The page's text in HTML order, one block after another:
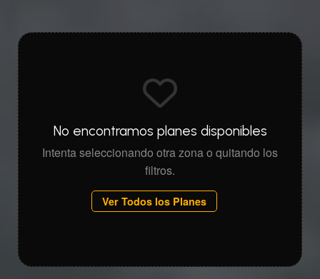
No encontramos planes disponibles
Intenta seleccionando otra zona o quitando los
filtros.
Ver Todos los Planes